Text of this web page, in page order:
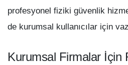
profesyonel fiziki güvenlik
de kurumsal kullanıcılar için
Kurumsal Firmalar İçin